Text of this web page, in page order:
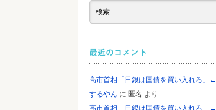
2026「6万円です」←これは年収
んやろなぁ・・・NEW!
Powered by livedoor 相互RSS
最近のコメント
高市首相「日銀は国債を買い入れろ」
するやん に 匿名 より
高市首相「日銀は国債を買い入れろ」